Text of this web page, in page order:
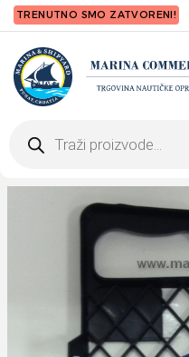
TRENUTNO SMO ZATVORENI!
search